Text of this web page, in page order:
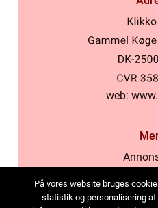
web:
På vores website bruges
statistik og personalisering af